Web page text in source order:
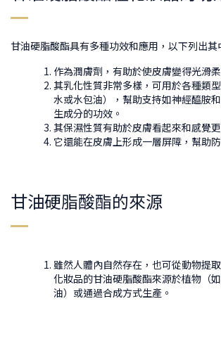
甘油硬脂酸酯具有多種功效和應用，以下列出其
作為潤膚劑，有助於使皮膚變得光滑柔
其乳化性質非常多樣，可用於各種類
水或水包油），幫助支持如神經醯胺
生成分的功效。
其保濕性質有助於皮膚看起來和感覺
它還能在皮膚上形成一層屏障，幫助
甘油硬脂酸酯的來源
雖然人體內自然存在，也可從動物提
化妝品的甘油硬脂酸酯來源於植物（
油）或通過合成方式生產。